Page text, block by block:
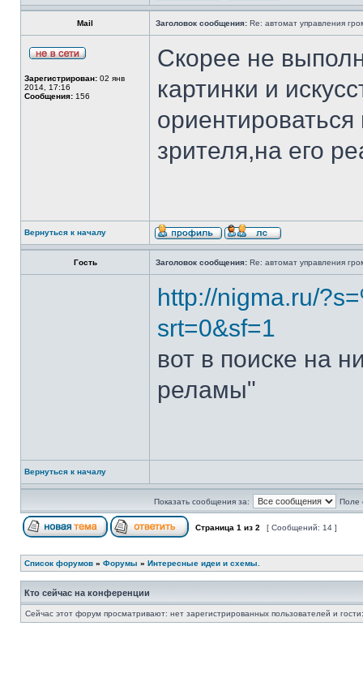
Mail Заголовок сообщения: Re: автомат управления
Зарегистрирован: 02 янв
2014, 17:16
Сообщения: 156
Скорее не
картинки и
ориентироваться
зрителя,на его
Вернуться к началу
Гость Заголовок сообщения: Re: автомат управления
http://nigma.ru/
srt=0&sf=1
вот в поиске на
реламы"
Вернуться к началу
Показать сообщения за: Поле
Страница 1 из 2 [ Сообщений: 14 ]
Список форумов » Форумы » Интересные идеи и схемы.
Кто сейчас на конференции
Сейчас этот форум просматривают: нет зарегистрированных пользователей и